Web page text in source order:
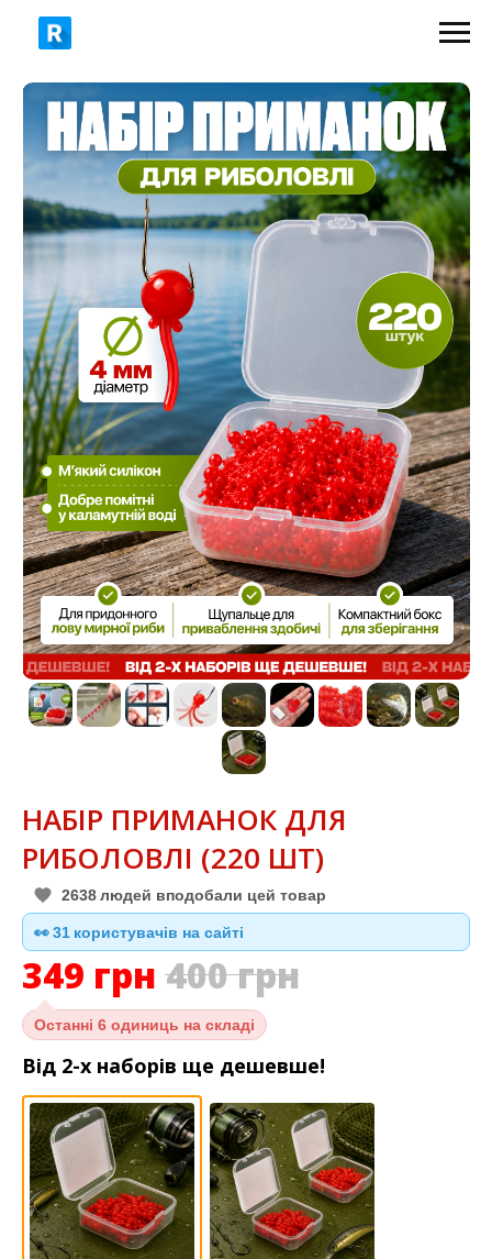
ЗАМОВИТИ
400 грн 349 грн
НАБІР ПРИМАНОК ДЛЯ
РИБОЛОВЛІ (220 ШТ)
2638 людей вподобали цей товар
👀30 користувачів на сайті
349 грн 400грн
Останні 6 одиниць на складі
Від 2-х наборів ще дешевше!